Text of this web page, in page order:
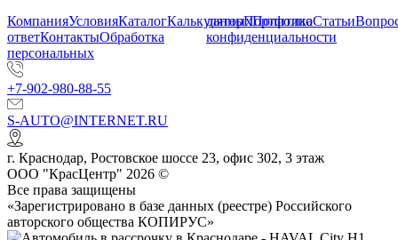
КомпанияУсловияКаталогКалькуляторПортфолиоСтатьи
ответКонтактыОбработка
персональных
данныхПолитика
конфиденциальности
+7-902-980-88-55
S-AUTO@INTERNET.RU
г. Краснодар, Ростовское шоссе 23, офис 302, 3 этаж
ООО "КрасЦентр" 2026 ©
Все права защищены
«Зарегистрировано в базе данных (реестре) Российского
авторского общества КОПИРУС»